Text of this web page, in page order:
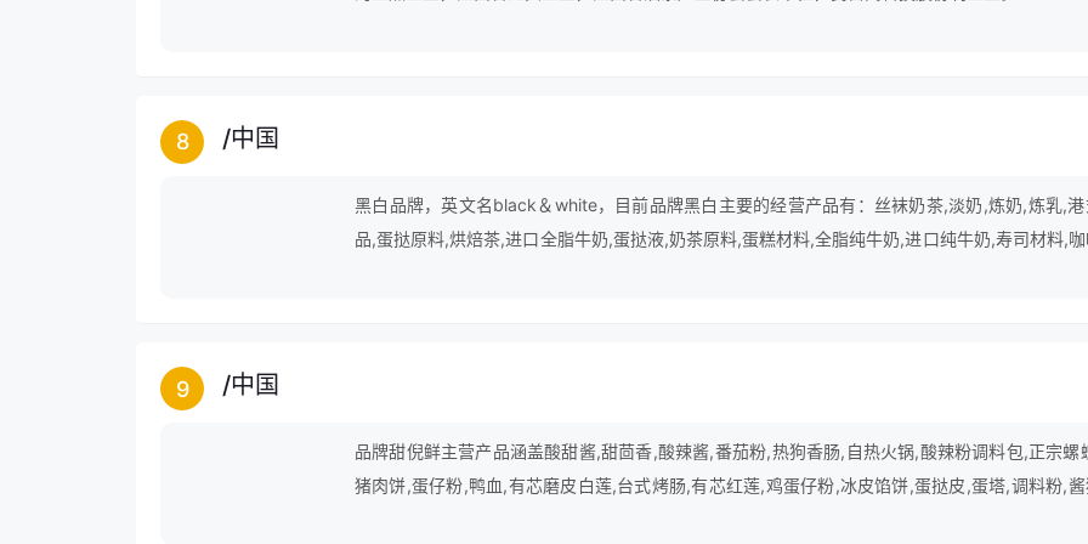
8 /中国
黑白品牌，英文名black＆white，目前品牌黑白主要的经营产品有：丝袜奶茶,淡奶,炼奶,炼乳,
品,蛋挞原料,烘焙茶,进口全脂牛奶,蛋挞液,奶茶原料,蛋糕材料,全脂纯牛奶,进口纯牛奶,寿司材料,咖
9 /中国
品牌甜倪鲜主营产品涵盖酸甜酱,甜茴香,酸辣酱,番茄粉,热狗香肠,自热火锅,酸辣粉调料包,正宗螺
猪肉饼,蛋仔粉,鸭血,有芯磨皮白莲,台式烤肠,有芯红莲,鸡蛋仔粉,冰皮馅饼,蛋挞皮,蛋塔,调料粉,酱